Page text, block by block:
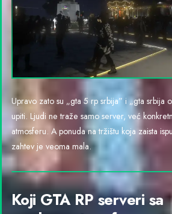
Upravo zato su „gta 5 rp srbija” i „gta srbija
upiti. Ljudi ne traže samo server, već
atmosferu. A ponuda na tržištu koja zaista
zahtev je veoma mala.
Koji GTA RP serveri sa